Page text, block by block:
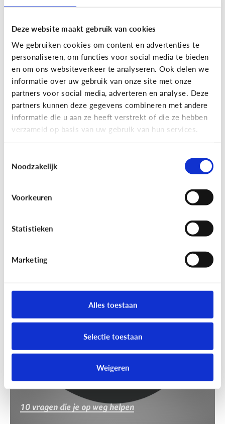
Deze website maakt gebruik van cookies
We gebruiken cookies om content en advertenties te
personaliseren, om functies voor social media te bieden
en om ons websiteverkeer te analyseren. Ook delen we
informatie over uw gebruik van onze site met onze
partners voor social media, adverteren en analyse. Deze
partners kunnen deze gegevens combineren met andere
informatie die u aan ze heeft verstrekt of die ze hebben
verzameld op basis van uw gebruik van hun services.
Noodzakelijk
Voorkeuren
Statistieken
Marketing
Alles toestaan
Selectie toestaan
Weigeren
Nieuws en informatie
7 tips om met je kind te praten
over nieuws
10 vragen die je op weg helpen